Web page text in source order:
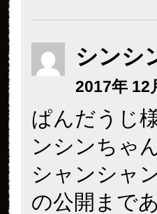
シンシ
2017年 12
ぱんだうじ
ンシンちゃ
シャンシャ
の公開まで